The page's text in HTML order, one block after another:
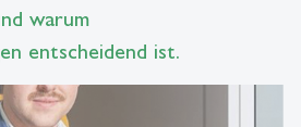
warum
entscheidend ist.